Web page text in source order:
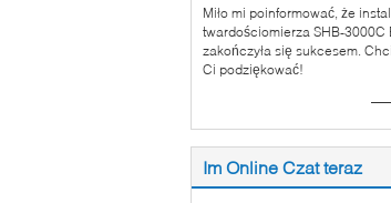
Miło mi poinformować, że
twardościomierza SHB-3000C
zakończyła się sukcesem.
Ci podziękować!
Im Online Czat teraz